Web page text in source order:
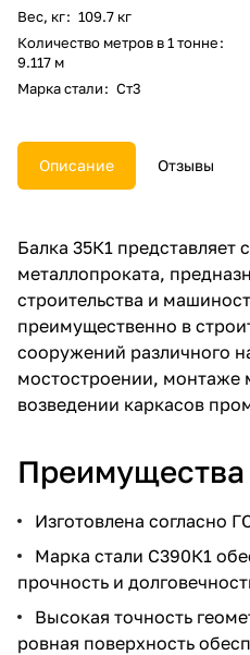
Вес, кг: 109.7 кг
Количество метров в 1 тонне:
9.117 м
Марка стали: Ст3
Описание Отзывы
Балка 35К1 представляет
металлопроката,
строительства и
преимущественно в
сооружений различного
мостостроении, монтаже
возведении каркасов
Преимущества
Изготовлена согласно
Марка стали С390К1
прочность и
Высокая точность
ровная поверхность